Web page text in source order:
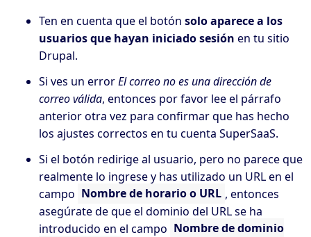
Ten en cuenta que el botón solo aparece a los
usuarios que hayan iniciado sesión en tu sitio
Drupal.
Si ves un errorEl correo no es una dirección de
correo válida, entonces por favor lee el párrafo
anterior otra vez para confirmar que has hecho
los ajustes correctos en tu cuenta SuperSaaS.
Si el botón redirige al usuario, pero no parece que
realmente lo ingrese y has utilizado un URL en el
campo Nombre de horario o URL , entonces
asegúrate de que el dominio del URL se ha
introducido en el campo Nombre de dominio